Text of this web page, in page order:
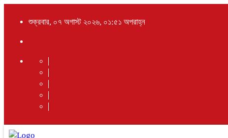
শুক্রবার, ০৭ অগাস্ট ২০২৬, ০১:৫১ অপরাহ্ন